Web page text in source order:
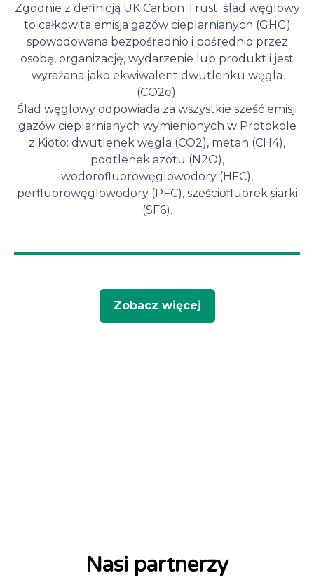
Zgodnie z definicją UK Carbon Trust: ślad węglowy
to całkowita emisja gazów cieplarnianych (GHG)
spowodowana bezpośrednio i pośrednio przez
osobę, organizację, wydarzenie lub produkt i jest
wyrażana jako ekwiwalent dwutlenku węgla
(CO2e).
Ślad węglowy odpowiada za wszystkie sześć emisji
gazów cieplarnianych wymienionych w Protokole
z Kioto: dwutlenek węgla (CO2), metan (CH4),
podtlenek azotu (N2O),
wodorofluorowęglowodory (HFC),
perfluorowęglowodory (PFC), sześciofluorek siarki
(SF6).
Zobacz więcej
Nasi partnerzy